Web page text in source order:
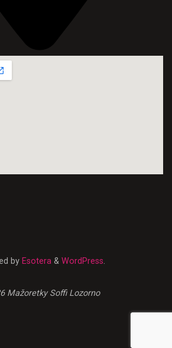
by Esotera & WordPress.
Mažoretky Soffi Lozorno